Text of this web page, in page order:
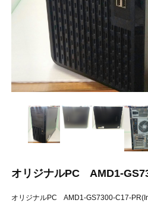
オリジナルPC AMD1-
オリジナルPC AMD1-GS7300-C17-